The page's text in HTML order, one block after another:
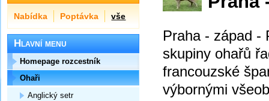
Praha - západ -
skupiny ohařů
francouzské
výbornými
Nabídka Poptávka vše
Hlavní menu
Homepage rozcestník
Ohaři
Anglický setr